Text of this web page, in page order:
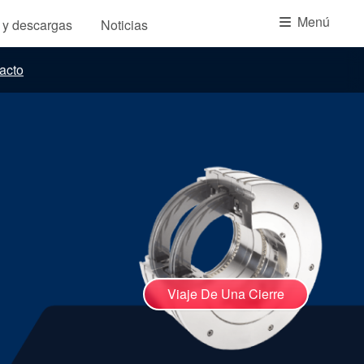
descargas Noticias Menú
Viaje De Una Cierre